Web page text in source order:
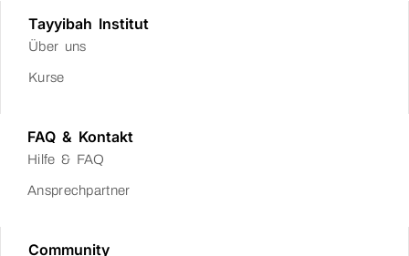
Tayyibah Institut
Über uns
Kurse
FAQ & Kontakt
Hilfe & FAQ
Ansprechpartner
Community